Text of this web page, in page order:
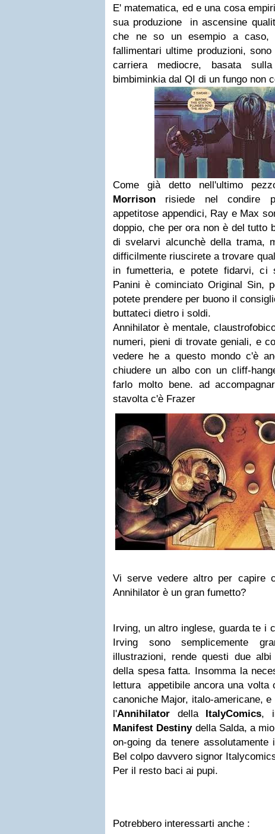
E' matematica, ed e una cosa
sua produzione in ascensine
che ne so un esempio a
fallimentari ultime produzioni,
carriera mediocre, basata
bimbiminkia dal QI di un fungo non
Come già detto nell'ultimo
Morrison risiede nel condire
appetitose appendici, Ray e Max
doppio, che per ora non è del tutto
di svelarvi alcunchè della trama,
difficilmente riuscirete a trovare
in fumetteria, e potete fidarvi, ci
Panini è cominciato Original Sin,
potete prendere per buono il
buttateci dietro i soldi.
Annihilator è mentale,
numeri, pieni di trovate geniali, e
vedere he a questo mondo c'è
chiudere un albo con un cliff-
farlo molto bene. ad
stavolta c'è Frazer
Vi serve vedere altro per capire
Annihilator è un gran fumetto?
Irving, un altro inglese, guarda te i
Irving sono semplicemente
illustrazioni, rende questi due albi
della spesa fatta. Insomma la
lettura appetibile ancora una volta
canoniche Major, italo-americane,
l'Annihilator della ItalyComics,
Manifest Destiny della Salda, a
on-going da tenere assolutamente
Bel colpo davvero signor
Per il resto baci ai pupi.
Potrebbero interessarti anche :